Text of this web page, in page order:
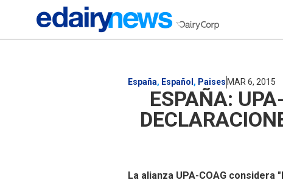
España, Español , Paises MAR 6, 2015
ESPAÑA:
La alianza UPA-COAG